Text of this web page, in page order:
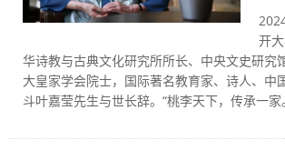
开
华诗教与古典文化研究所所长、中央文史研究
大皇家学会院士，国际著名教育家、诗人、中
斗叶嘉莹先生与世长辞。“桃李天下，传承一家